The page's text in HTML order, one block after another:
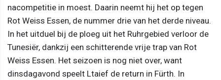
nacompetitie in moest. Daarin neemt hij het op tegen
Rot Weiss Essen, de nummer drie van het derde niveau.
In het uitduel bij de ploeg uit het Ruhrgebied verloor de
Tunesiër, dankzij een schitterende vrije trap van Rot
Weiss Essen. Het seizoen is nog niet over, want
dinsdagavond speelt Ltaief de return in Fürth. In